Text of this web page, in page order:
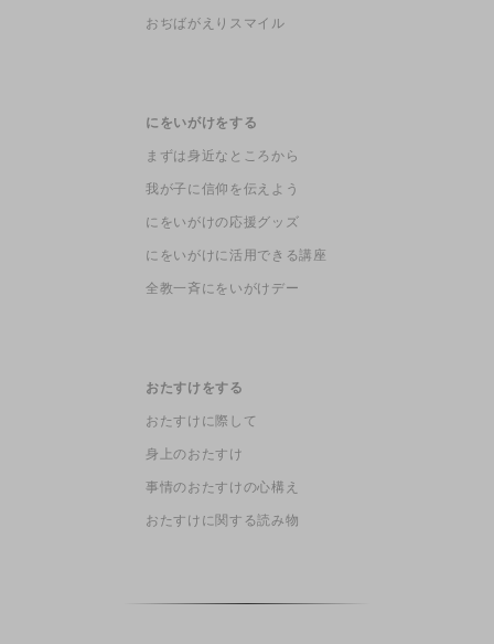
おぢばがえりスマイル
にをいがけをする
まずは身近なところから
我が子に信仰を伝えよう
にをいがけの応援グッズ
にをいがけに活用できる講座
全教一斉にをいがけデー
おたすけをする
おたすけに際して
身上のおたすけ
事情のおたすけの心構え
おたすけに関する読み物